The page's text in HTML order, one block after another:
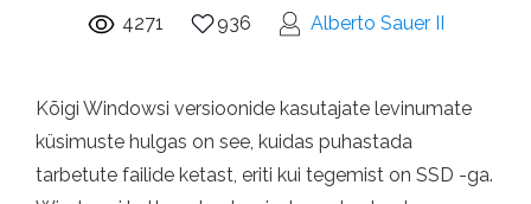
4271 936 Alberto Sauer II
Kõigi Windowsi versioonide kasutajate levinumate
küsimuste hulgas on see, kuidas puhastada
tarbetute failide ketast, eriti kui tegemist on SSD -ga.